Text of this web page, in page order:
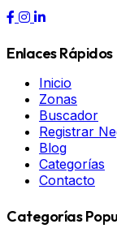
Enlaces Rápidos
Inicio
Zonas
Buscador
Registrar
Blog
Categorías
Contacto
Categorías